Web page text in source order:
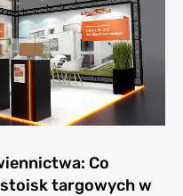
Co
targowych w